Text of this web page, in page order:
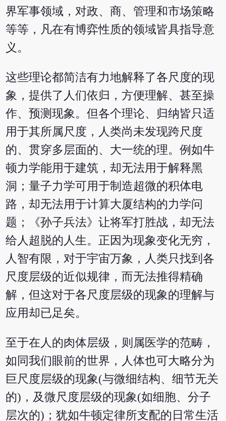
界军事领域，对政、商、管理和市场策略
等等，凡在有博弈性质的领域皆具指导意
义。
这些理论都简洁有力地解释了各尺度的现
象，提供了人们依归，方便理解、甚至操
作、预测现象。但各个理论、归纳皆只适
用于其所属尺度，人类尚未发现跨尺度
的、贯穿多层面的、大一统的理。例如牛
顿力学能用于建筑，却无法用于解释黑
洞；量子力学可用于制造超微的积体电
路，却无法用于计算大厦结构的力学问
题；《孙子兵法》让将军打胜战，却无法
给人超脱的人生。正因为现象变化无穷，
人智有限，对于宇宙万象，人类只找到各
尺度层级的近似规律，而无法推得精确
解，但这对于各尺度层级的现象的理解与
应用却已足矣。
至于在人的肉体层级，则属医学的范畴，
如同我们眼前的世界，人体也可大略分为
巨尺度层级的现象(与微细结构、细节无关
的)，及微尺度层级的现象(如细胞、分子
层次的)；犹如牛顿定律所支配的日常生活